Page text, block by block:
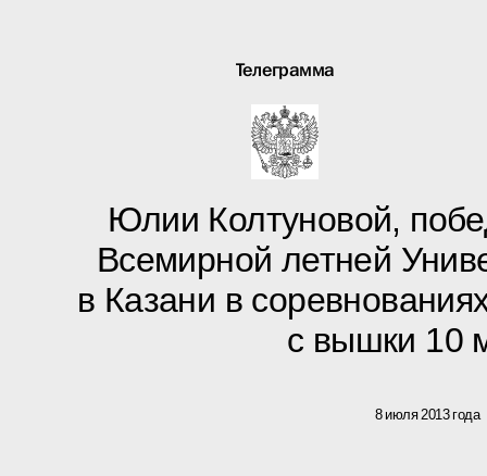
Телеграмма
Юлии Колтуновой,
Всемирной летней
в Казани в
с вышки 10
8 июля 2013 года